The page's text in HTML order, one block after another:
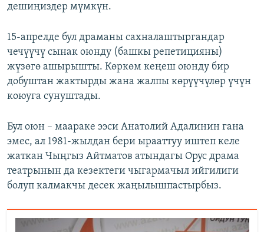
дешиңиздер мүмкүн.
15-апрелде бул драманы сахналаштыргандар
чечүүчү сынак оюнду (башкы репетицияны)
жүзөгө ашырышты. Көркөм кеңеш оюнду бир
добуштан жактырды жана жалпы көрүүчүлөр үчүн
коюуга сунуштады.
Бул оюн – маараке ээси Анатолий Адалинин гана
эмес, ал 1981-жылдан бери ырааттуу иштеп келе
жаткан Чыңгыз Айтматов атындагы Орус драма
театрынын да кезектеги чыгармачыл ийгилиги
болуп калмакчы десек жаңылышпастырбыз.